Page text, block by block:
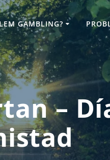
GAMBLING?
–